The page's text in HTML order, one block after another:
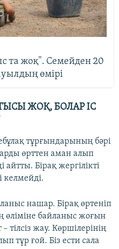
та жоқ". Семейден 20
өмірі
ЖОҚ, БОЛАР ІС
тұрғындарының бәрі
өрттен аман алып
айтты. Бірақ жергілікті
келмейді.
нашар. Бірақ өртеніп
өліміне байланыс жоғын
тілсіз жау. Көршілерінің
тұр ғой. Біз ести сала